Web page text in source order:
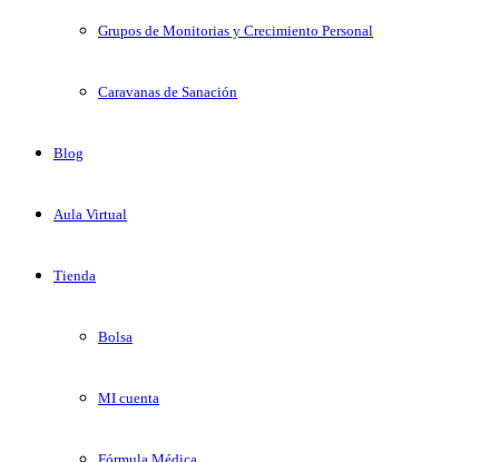
Grupos de Monitorias y Crecimiento Personal
Caravanas de Sanación
Blog
Aula Virtual
Tienda
Bolsa
MI cuenta
Fórmula Médica